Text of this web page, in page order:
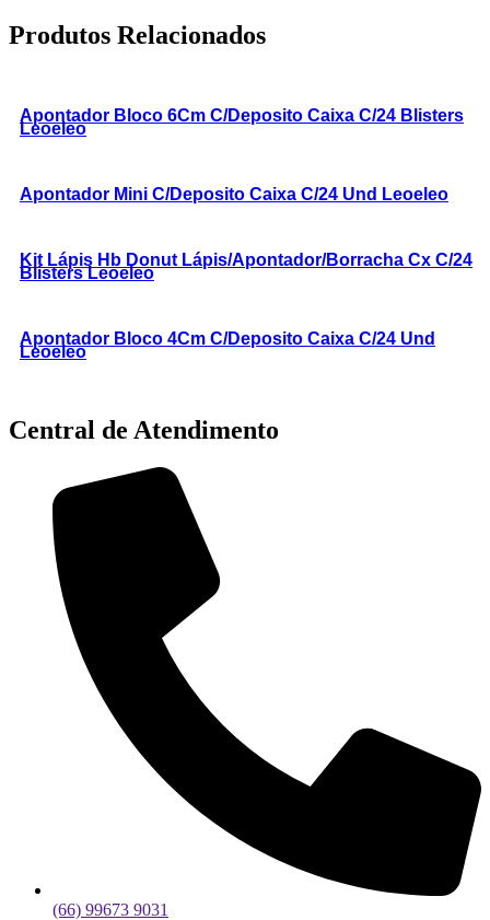
Produtos Relacionados
Apontador Bloco 6Cm C/Deposito Caixa C/24 Blisters
Leoeleo
Apontador Mini C/Deposito Caixa C/24 Und Leoeleo
Kit Lápis Hb Donut Lápis/Apontador/Borracha Cx C/24
Blisters Leoeleo
Apontador Bloco 4Cm C/Deposito Caixa C/24 Und
Leoeleo
Central de Atendimento
(66) 99673 9031